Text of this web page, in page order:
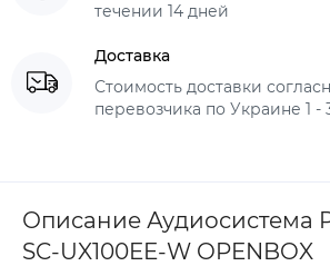
течении 14 дней
Доставка
Стоимость доставки
перевозчика по Украине 1 -
Описание Аудиосистема
SC-UX100EE-W OPENBOX